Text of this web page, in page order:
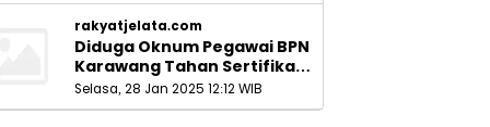
rakyatjelata.com
Diduga Oknum Pegawai BPN
Karawang Tahan Sertifikat
Pemohon PTSL
Selasa, 28 Jan 2025 12:12 WIB